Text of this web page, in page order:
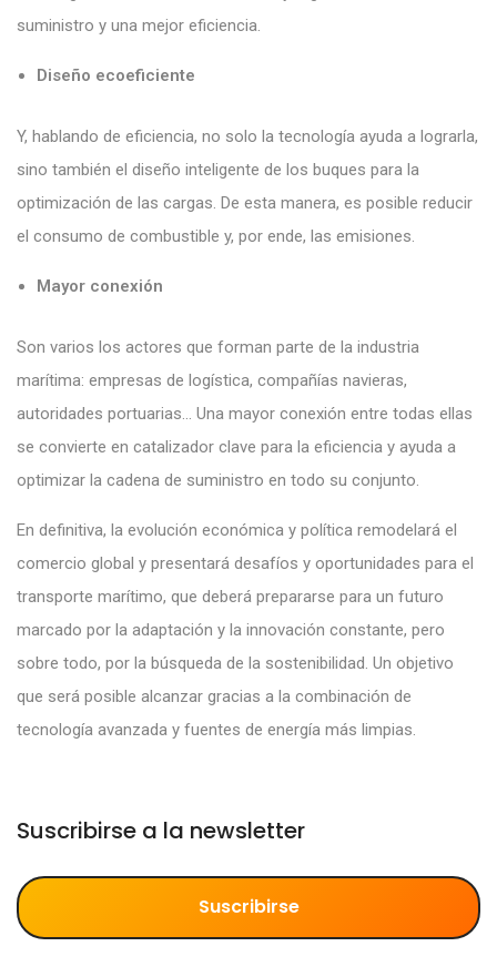
suministro y una mejor eficiencia.
Diseño ecoeficiente
Y, hablando de eficiencia, no solo la tecnología ayuda a lograrla,
sino también el diseño inteligente de los buques para la
optimización de las cargas. De esta manera, es posible reducir
el consumo de combustible y, por ende, las emisiones.
Mayor conexión
Son varios los actores que forman parte de la industria
marítima: empresas de logística, compañías navieras,
autoridades portuarias… Una mayor conexión entre todas ellas
se convierte en catalizador clave para la eficiencia y ayuda a
optimizar la cadena de suministro en todo su conjunto.
En definitiva, la evolución económica y política remodelará el
comercio global y presentará desafíos y oportunidades para el
transporte marítimo, que deberá prepararse para un futuro
marcado por la adaptación y la innovación constante, pero
sobre todo, por la búsqueda de la sostenibilidad. Un objetivo
que será posible alcanzar gracias a la combinación de
tecnología avanzada y fuentes de energía más limpias.
Suscribirse a la newsletter
Suscribirse